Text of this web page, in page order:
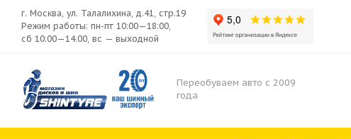
г. Москва, ул. Талалихина, д.41, стр.19
Режим работы: пн-пт 10:00—18:00,
сб 10:00—14:00, вс — выходной
Переобуваем авто с 2009
года